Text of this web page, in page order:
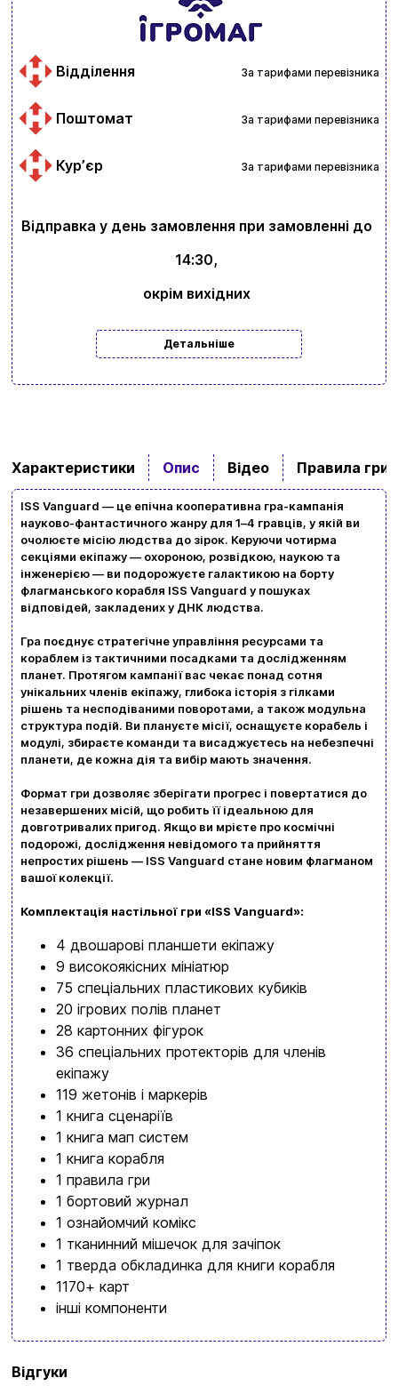
Відділення За тарифами перевізника
Поштомат За тарифами перевізника
Курʼєр За тарифами перевізника
Відправка у день замовлення при замовленні до
14:30,
окрім вихідних
Детальніше
Характеристики Опис Відео Правила гри
ISS Vanguard — це епічна кооперативна гра-кампанія
науково-фантастичного жанру для 1–4 гравців, у якій ви
очолюєте місію людства до зірок. Керуючи чотирма
секціями екіпажу — охороною, розвідкою, наукою та
інженерією — ви подорожуєте галактикою на борту
флагманського корабля ISS Vanguard у пошуках
відповідей, закладених у ДНК людства.
Гра поєднує стратегічне управління ресурсами та
кораблем із тактичними посадками та дослідженням
планет. Протягом кампанії вас чекає понад сотня
унікальних членів екіпажу, глибока історія з гілками
рішень та несподіваними поворотами, а також модульна
структура подій. Ви плануєте місії, оснащуєте корабель і
модулі, збираєте команди та висаджуєтесь на небезпечні
планети, де кожна дія та вибір мають значення.
Формат гри дозволяє зберігати прогрес і повертатися до
незавершених місій, що робить її ідеальною для
довготривалих пригод. Якщо ви мрієте про космічні
подорожі, дослідження невідомого та прийняття
непростих рішень — ISS Vanguard стане новим флагманом
вашої колекції.
Комплектація настільної гри «ISS Vanguard»:
4 двошарові планшети екіпажу
9 високоякісних мініатюр
75 спеціальних пластикових кубиків
20 ігрових полів планет
28 картонних фігурок
36 спеціальних протекторів для членів
екіпажу
119 жетонів і маркерів
1 книга сценаріїв
1 книга мап систем
1 книга корабля
1 правила гри
1 бортовий журнал
1 ознайомчий комікс
1 тканинний мішечок для зачіпок
1 тверда обкладинка для книги корабля
1170+ карт
інші компоненти
Відгуки
Вхід Реєстрація
Бренди
Доставка та оплата
Новини та статті
Повернення та обмін товарів
Політика конфіденційності
+380996393746
+380634324164
Замовити дзвінок
kubix.boardgames@gmail.com
Мова сайту:
UA
Ваш кошик зараз порожній
Перегляньте асортимент нашого магазину і ви